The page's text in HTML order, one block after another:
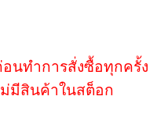
นทำการสั่งซื้อทุกครั้ง
ม่มีสินค้าในสต็อก